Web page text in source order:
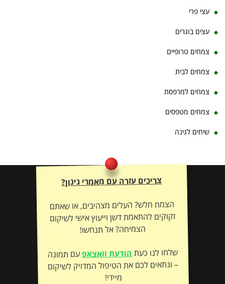
עצי פרי
עצים בוגרים
צמחים טרופיים
צמחים לבית
צמחים למרפסת
צמחים מטפסים
שיחים לגינה
צריכים עזרה עם מאמרי גינון?
הצמח חלש? העלים מצהיבים, או שאתם
זקוקים להתאמת דשן וייעוץ אישי לשיקום
הצמיחה? אל תנחשו!
שלחו לנו כעתהודעת וואצאפעם תמונה
– ונתאים לכם את הטיפול המדויק לשיקום
מיידי!